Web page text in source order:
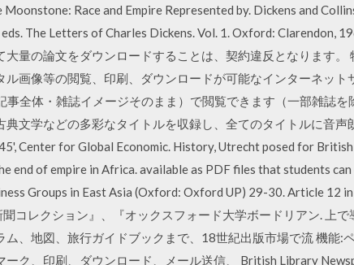
Race and Empire Represented by. Dickens and
The Letters of Charles Dickens. Vol. 1. Oxford: Clarendon,
大量の論文をダウンロードすることは、契約違反となります。
画像等の閲覧、印刷、ダウンロードが可能なインターネット
事全体・雑誌イメージそのまま）で閲覧できます（一部雑誌を
文学などの多彩なタイトルを収録し、全てのタイトルに音
Center for Global Economic. History, Utrecht posed for
end of empire in Africa. available as PDF files that students
Groups in East Asia (Oxford: Oxford UP) 29-30. Article 12
コレクション』、『オックスフォード大学ボードリアン. 上
、地図、旅行ガイドブックまで、18世紀出版市場で流 機能:
ク、印刷、ダウンロード、メール送信、 British Library